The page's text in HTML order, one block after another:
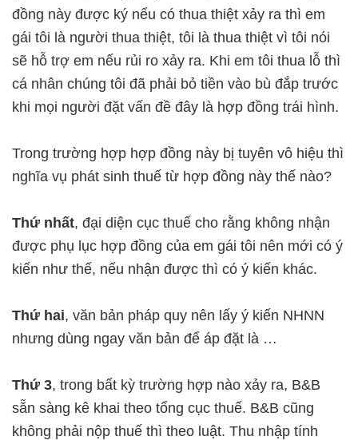
đồng này được ký nếu có thua thiệt xảy ra thì em
gái tôi là người thua thiệt, tôi là thua thiệt vì tôi nói
sẽ hỗ trợ em nếu rủi ro xảy ra. Khi em tôi thua lỗ thì
cá nhân chúng tôi đã phải bỏ tiền vào bù đắp trước
khi mọi người đặt vấn đề đây là hợp đồng trái hình.
Trong trường hợp hợp đồng này bị tuyên vô hiệu thì
nghĩa vụ phát sinh thuế từ hợp đồng này thế nào?
Thứ nhất, đại diện cục thuế cho rằng không nhận
được phụ lục hợp đồng của em gái tôi nên mới có ý
kiến như thế, nếu nhận được thì có ý kiến khác.
Thứ hai, văn bản pháp quy nên lấy ý kiến NHNN
nhưng dùng ngay văn bản để áp đặt là …
Thứ 3, trong bất kỳ trường hợp nào xảy ra, B&B
sẵn sàng kê khai theo tổng cục thuế. B&B cũng
không phải nộp thuế thì theo luật. Thu nhập tính